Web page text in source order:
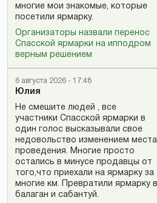
многие мои знакомые, которые
посетили ярмарку.
Организаторы назвали перенос
Спасской ярмарки на ипподром
верным решением
6 августа 2026 - 17:48
Юлия
Не смешите людей , все
участники Спасской ярмарки в
один голос высказывали свое
недовольство изменением места
проведения. Многие просто
остались в минусе продавцы от
того,что приехали на ярмарку за
многие км. Превратили ярмарку в
балаган и сабантуй.